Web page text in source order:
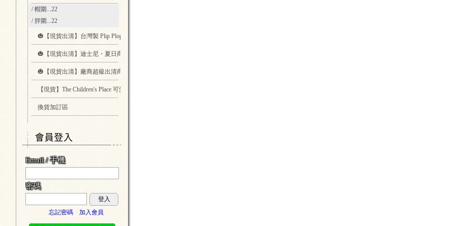
/ 帽圍 ...22
/ 脖圍 ...22
🎃【現貨出清】台灣製 Plip Plop 親子休閒鞋 Jackson 黑色款
🎃【現貨出清】迪士尼・夏日商品 暑假就帶著他們出遊吧
🎃【現貨出清】廠商超級出清商品區
【現貨】The Children's Place 可愛的貓耳朵髮箍
換貨加訂區
Email / 手機
密碼
登入
忘記密碼
加入會員